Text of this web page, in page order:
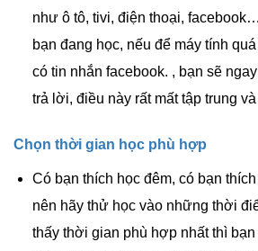
như ô tô, tivi, điện thoại,
bạn đang học, nếu để máy tính
có tin nhắn facebook. , bạn sẽ
trả lời, điều này rất mất tập trung
Chọn thời gian học phù hợp
Có bạn thích học đêm, có bạn
nên hãy thử học vào những thời
thấy thời gian phù hợp nhất thì